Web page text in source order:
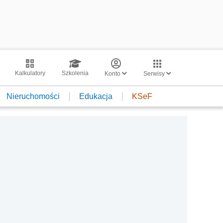
Kalkulatory Szkolenia Konto Serwisy
Nieruchomości Edukacja KSeF